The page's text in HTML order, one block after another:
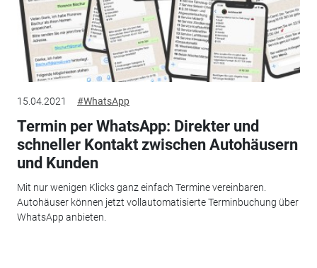
15.04.2021 #WhatsApp
Termin per WhatsApp: Direkter und
schneller Kontakt zwischen Autohäusern
und Kunden
Mit nur wenigen Klicks ganz einfach Termine vereinbaren.
Autohäuser können jetzt vollautomatisierte Terminbuchung über
WhatsApp anbieten.